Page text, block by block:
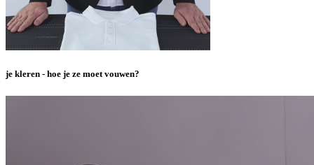
je kleren - hoe je ze moet vouwen?